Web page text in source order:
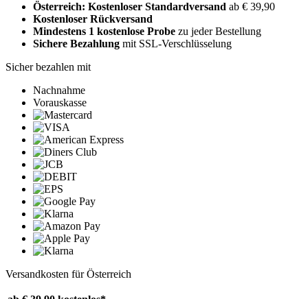
Österreich: Kostenloser Standardversand ab € 39,90
Kostenloser Rückversand
Mindestens 1 kostenlose Probe zu jeder Bestellung
Sichere Bezahlung mit SSL-Verschlüsselung
Sicher bezahlen mit
Nachnahme
Vorauskasse
Versandkosten für Österreich